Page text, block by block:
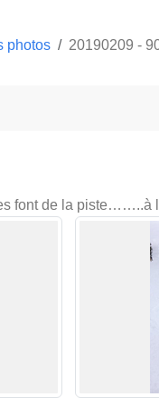
photos 20190209 -
font de la piste……..à